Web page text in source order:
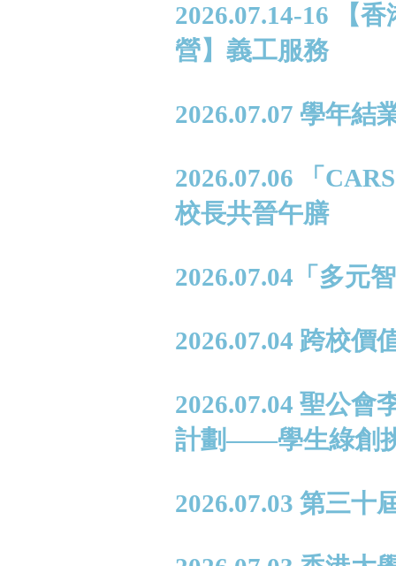
2026.07.14-16 【
營】義工服務
2026.07.07 學年結
2026.07.06 「
校長共晉午膳
2026.07.04「多元
2026.07.04 跨校價
2026.07.04 聖公會
計劃——學生綠創
2026.07.03 第三十